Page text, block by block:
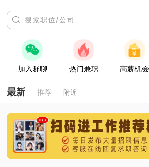
加入群聊 热门兼职 高薪机会
最新 推荐 附近